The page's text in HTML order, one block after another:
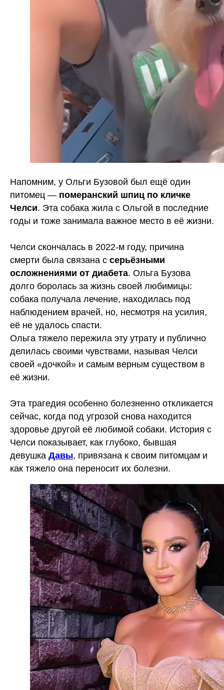
Напомним, у Ольги Бузовой был ещё один
питомец — померанский шпиц по кличке
Челси. Эта собака жила с Ольгой в последние
годы и тоже занимала важное место в её жизни.
Челси скончалась в 2022-м году, причина
смерти была связана с серьёзными
осложнениями от диабета. Ольга Бузова
долго боролась за жизнь своей любимицы:
собака получала лечение, находилась под
наблюдением врачей, но, несмотря на усилия,
её не удалось спасти.
Ольга тяжело пережила эту утрату и публично
делилась своими чувствами, называя Челси
своей «дочкой» и самым верным существом в
её жизни.
Эта трагедия особенно болезненно откликается
сейчас, когда под угрозой снова находится
здоровье другой её любимой собаки. История с
Челси показывает, как глубоко, бывшая
девушка Давы, привязана к своим питомцам и
как тяжело она переносит их болезни.